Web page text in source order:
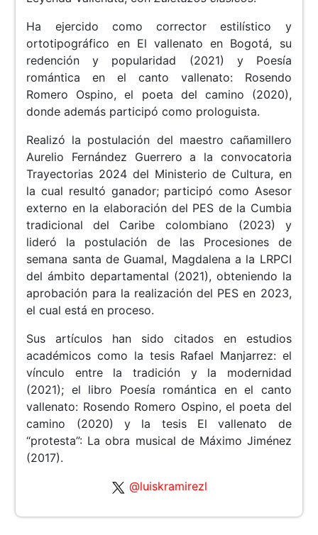
Ha ejercido como corrector estilístico y
ortotipográfico en El vallenato en Bogotá, su
redención y popularidad (2021) y Poesía
romántica en el canto vallenato: Rosendo
Romero Ospino, el poeta del camino (2020),
donde además participó como prologuista.
Realizó la postulación del maestro cañamillero
Aurelio Fernández Guerrero a la convocatoria
Trayectorias 2024 del Ministerio de Cultura, en
la cual resultó ganador; participó como Asesor
externo en la elaboración del PES de la Cumbia
tradicional del Caribe colombiano (2023) y
lideró la postulación de las Procesiones de
semana santa de Guamal, Magdalena a la LRPCI
del ámbito departamental (2021), obteniendo la
aprobación para la realización del PES en 2023,
el cual está en proceso.
Sus artículos han sido citados en estudios
académicos como la tesis Rafael Manjarrez: el
vínculo entre la tradición y la modernidad
(2021); el libro Poesía romántica en el canto
vallenato: Rosendo Romero Ospino, el poeta del
camino (2020) y la tesis El vallenato de
“protesta”: La obra musical de Máximo Jiménez
(2017).
@luiskramirezl